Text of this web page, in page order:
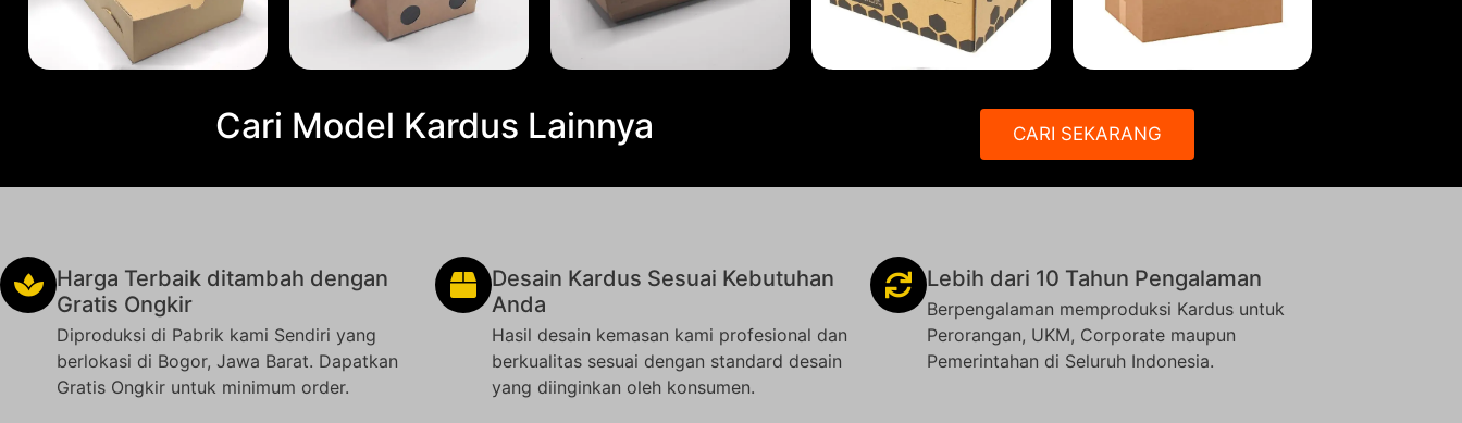
Cari Model Kardus Lainnya CARI SEKARANG
Harga Terbaik ditambah dengan
Gratis Ongkir
Diproduksi di Pabrik kami Sendiri yang
berlokasi di Bogor, Jawa Barat. Dapatkan
Gratis Ongkir untuk minimum order.
Desain Kardus Sesuai Kebutuhan
Anda
Hasil desain kemasan kami profesional dan
berkualitas sesuai dengan standard desain
yang diinginkan oleh konsumen.
Lebih dari 10 Tahun Pengalaman
Berpengalaman memproduksi Kardus untuk
Perorangan, UKM, Corporate maupun
Pemerintahan di Seluruh Indonesia.